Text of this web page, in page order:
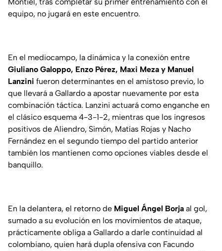
Montiel, tras completar su primer entrenamiento con el
equipo, no jugará en este encuentro.
En el mediocampo, la dinámica y la conexión entre
Giuliano Galoppo, Enzo Pérez, Maxi Meza y Manuel
Lanzini fueron determinantes en el amistoso previo, lo
que llevará a Gallardo a apostar nuevamente por esta
combinación táctica. Lanzini actuará como enganche en
el clásico esquema 4-3-1-2, mientras que los ingresos
positivos de Aliendro, Simón, Matías Rojas y Nacho
Fernández en el segundo tiempo del partido anterior
también los mantienen como opciones viables desde el
banquillo.
En la delantera, el retorno de Miguel Ángel Borja al gol,
sumado a su evolución en los movimientos de ataque,
prácticamente obliga a Gallardo a darle continuidad al
colombiano, quien hará dupla ofensiva con Facundo